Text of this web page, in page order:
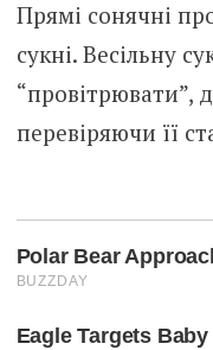
Прямі сонячні
сукні. Весільну
“провітрювати”,
перевіряючи її